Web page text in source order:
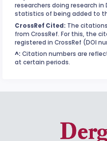
researchers doing research in
statistics of being added to
CrossRef Cited: The
from CrossRef. For this, the
registered in CrossRef (DOI
^: Citation numbers are
at certain periods.